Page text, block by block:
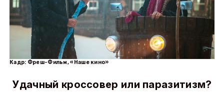
Кадр: Фреш-Фильм, «Наше кино»
Удачный кроссовер или паразитизм?